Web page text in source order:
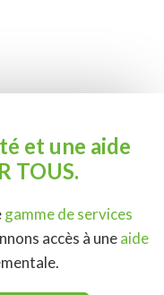
et une aide
TOUS.
gamme de services
accès à uneaide